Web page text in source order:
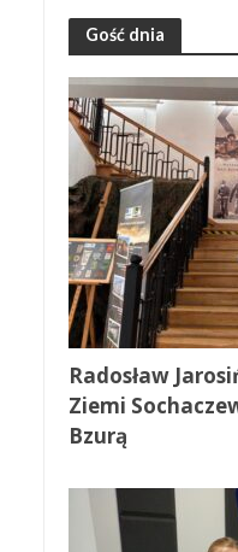
Gość dnia
Radosław
Ziemi
Bzurą